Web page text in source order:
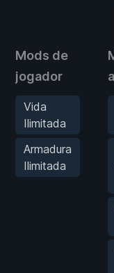
Mods de
jogador
Vida
Ilimitada
Armadura
Ilimitada